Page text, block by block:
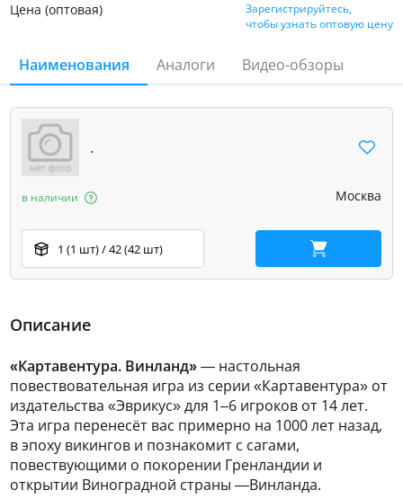
Цена (оптовая)
Зарегистрируйтесь,
чтобы узнать оптовую цену
Наименования Аналоги Видео-обзоры
.
Москва
в наличии
1 (1 шт) / 42 (42 шт) В корзину
Описание
«Картавентура. Винланд»— настольная
повествовательная игра из серии «Картавентура» от
издательства «Эврикус» для 1–6 игроков от 14 лет.
Эта игра перенесёт вас примерно на 1000 лет назад,
в эпоху викингов и познакомит с сагами,
повествующими о покорении Гренландии и
открытии Виноградной страны —Винланда.